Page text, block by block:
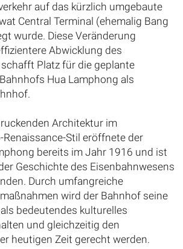
auf das kürzlich umgebaute
Central Terminal (ehemalig Bang
wurde. Diese Veränderung
Abwicklung des
Platz für die geplante
Hua Lamphong als
Architektur im
Stil eröffnete der
bereits im Jahr 1916 und ist
Geschichte des Eisenbahnwesens
Durch umfangreiche
wird der Bahnhof seine
bedeutendes kulturelles
und gleichzeitig den
heutigen Zeit gerecht werden.